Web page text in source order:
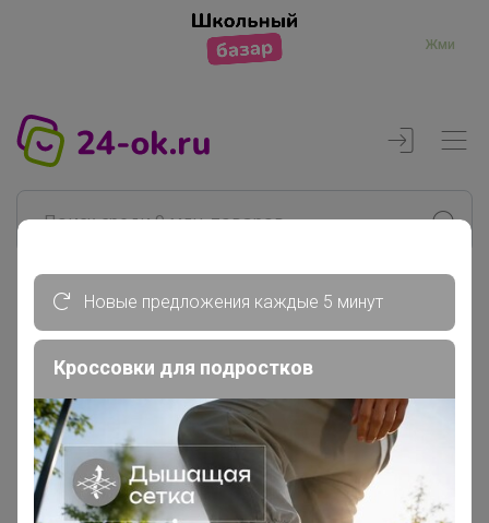
Жми
Эльф
СП264 Бесшовное нижнее женское...
Бесшовные трусы
Трусики бесшовные (арт. 1039...
Новые предложения каждые 5 минут
Кроссовки для подростков